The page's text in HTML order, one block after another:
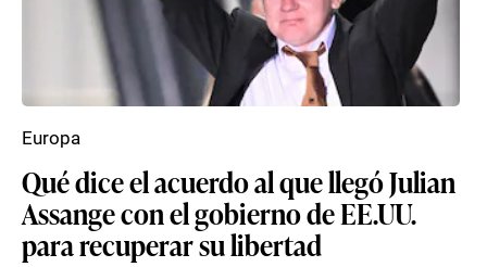
Qué dice el acuerdo al que llegó Julian
Assange con el gobierno de EE.UU.
para recuperar su libertad
Europa